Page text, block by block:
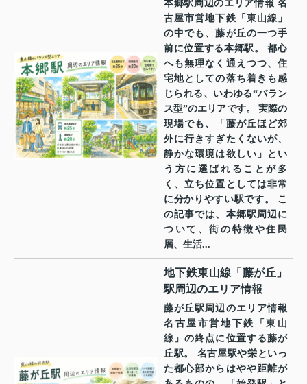
本郷駅周辺のエリア情報 名
古屋市営地下鉄「東山線」
の中でも、藤が丘の一つ手
前に位置する本郷駅。 都心
へも無理なく通えつつ、住
宅地としての落ち着きも感
じられる、いわゆる“バラン
ス型”のエリアです。 実際の
現場でも、「藤が丘ほど郊
外に行きすぎたくないが、
静かな環境は欲しい」とい
う方に選ばれることが多
く、立ち位置としては非常
に分かりやすい駅です。 こ
の記事では、本郷駅周辺に
ついて、街の特徴や住民
層、生活...
地下鉄東山線「藤が丘」
駅周辺のエリア情報
藤が丘駅周辺のエリア情報
名古屋市営地下鉄「東山
線」の終点に位置する藤が
丘駅。 名古屋駅や栄といっ
た都心部からはやや距離が